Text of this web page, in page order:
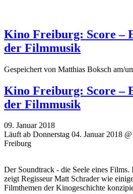
Kino Freiburg: Score –
der Filmmusik
Gespeichert von Matthias Boksch am/
Kino Freiburg: Score –
der Filmmusik
09. Januar 2018
Läuft ab Donnerstag 04. Januar 2018
Freiburg
Der Soundtrack - die Seele eines
zeigt Regisseur Matt Schrader wie
Filmthemen der Kinogeschichte